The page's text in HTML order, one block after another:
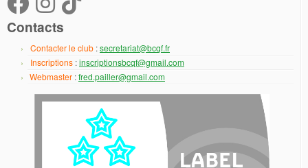
Contacts
Contacter le club :secretariat@bcqf.fr
Inscriptions :inscriptionsbcqf@gmail.com
Webmaster :fred.pailler@gmail.com